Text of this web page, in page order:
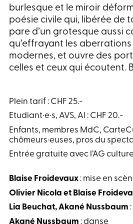
burlesque et le miroir
poésie civile qui, libérée de
pare d’un grotesque aussi
qu’effrayant les
modernes, et ouvre des
celles et ceux qui écoutent.
Plein tarif : CHF 25.-
Etudiant·e·s, AVS, AI : CHF 20.-
Enfants, membres MdC,
chômeurs·euses, pros du
Entrée gratuite avec l’AG
Blaise Froidevaux : mise en
Olivier Nicola et Blaise
Lia Beuchat, Akané Nussbaum
Akané Nussbaum : danse